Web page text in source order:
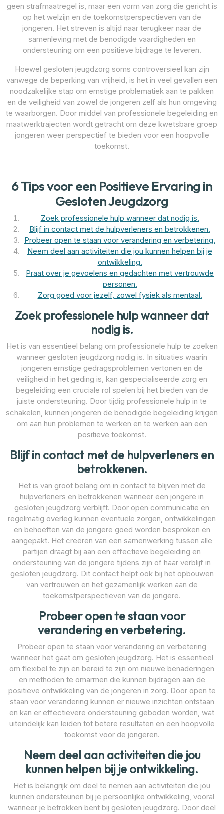
geen strafmaatregel is, maar een vorm van zorg die gericht is
op het welzijn en de toekomstperspectieven van de
jongeren. Het streven is altijd naar terugkeer naar de
samenleving met de benodigde vaardigheden en
ondersteuning om een positieve bijdrage te leveren.
Hoewel gesloten jeugdzorg soms controversieel kan zijn
vanwege de beperking van vrijheid, is het in veel gevallen een
noodzakelijke stap om ernstige problematiek aan te pakken
en de veiligheid van zowel de jongeren zelf als hun omgeving
te waarborgen. Door middel van professionele begeleiding en
maatwerktrajecten wordt getracht om deze kwetsbare groep
jongeren weer perspectief te bieden voor een hoopvolle
toekomst.
6 Tips voor een Positieve Ervaring in
Gesloten Jeugdzorg
Zoek professionele hulp wanneer dat nodig is.
Blijf in contact met de hulpverleners en betrokkenen.
Probeer open te staan voor verandering en verbetering.
Neem deel aan activiteiten die jou kunnen helpen bij je
ontwikkeling.
Praat over je gevoelens en gedachten met vertrouwde
personen.
Zorg goed voor jezelf, zowel fysiek als mentaal.
Zoek professionele hulp wanneer dat
nodig is.
Het is van essentieel belang om professionele hulp te zoeken
wanneer gesloten jeugdzorg nodig is. In situaties waarin
jongeren ernstige gedragsproblemen vertonen en de
veiligheid in het geding is, kan gespecialiseerde zorg en
begeleiding een cruciale rol spelen bij het bieden van de
juiste ondersteuning. Door tijdig professionele hulp in te
schakelen, kunnen jongeren de benodigde begeleiding krijgen
om aan hun problemen te werken en te werken aan een
positieve toekomst.
Blijf in contact met de hulpverleners en
betrokkenen.
Het is van groot belang om in contact te blijven met de
hulpverleners en betrokkenen wanneer een jongere in
gesloten jeugdzorg verblijft. Door open communicatie en
regelmatig overleg kunnen eventuele zorgen, ontwikkelingen
en behoeften van de jongere goed worden besproken en
aangepakt. Het creëren van een samenwerking tussen alle
partijen draagt bij aan een effectieve begeleiding en
ondersteuning van de jongere tijdens zijn of haar verblijf in
gesloten jeugdzorg. Dit contact helpt ook bij het opbouwen
van vertrouwen en het gezamenlijk werken aan de
toekomstperspectieven van de jongere.
Probeer open te staan voor
verandering en verbetering.
Probeer open te staan voor verandering en verbetering
wanneer het gaat om gesloten jeugdzorg. Het is essentieel
om flexibel te zijn en bereid te zijn om nieuwe benaderingen
en methoden te omarmen die kunnen bijdragen aan de
positieve ontwikkeling van de jongeren in zorg. Door open te
staan voor verandering kunnen er nieuwe inzichten ontstaan
en kan er effectievere ondersteuning geboden worden, wat
uiteindelijk kan leiden tot betere resultaten en een hoopvolle
toekomst voor de jongeren.
Neem deel aan activiteiten die jou
kunnen helpen bij je ontwikkeling.
Het is belangrijk om deel te nemen aan activiteiten die jou
kunnen ondersteunen bij je persoonlijke ontwikkeling, vooral
wanneer je betrokken bent bij gesloten jeugdzorg. Door deel